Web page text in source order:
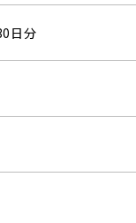
日分